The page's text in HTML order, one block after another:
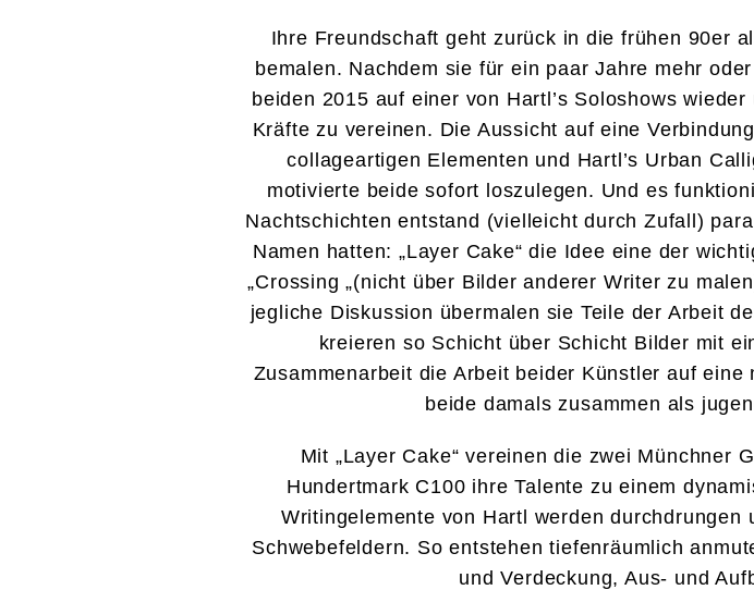
Ihre Freundschaft geht zurück in die frühen 90er
bemalen. Nachdem sie für ein paar Jahre mehr
beiden 2015 auf einer von Hartl’s Soloshows
Kräfte zu vereinen. Die Aussicht auf eine
collageartigen Elementen und Hartl’s Urban
motivierte beide sofort loszulegen. Und es
Nachtschichten entstand (vielleicht durch Zufall)
Namen hatten: „Layer Cake“ die Idee eine der
„Crossing „(nicht über Bilder anderer Writer zu
jegliche Diskussion übermalen sie Teile der Arbeit
kreieren so Schicht über Schicht Bilder mit
Zusammenarbeit die Arbeit beider Künstler auf
beide damals zusammen als
Mit „Layer Cake“ vereinen die zwei Münchner
Hundertmark C100 ihre Talente zu einem
Writingelemente von Hartl werden
Schwebefeldern. So entstehen tiefenräumlich
und Verdeckung, Aus- und